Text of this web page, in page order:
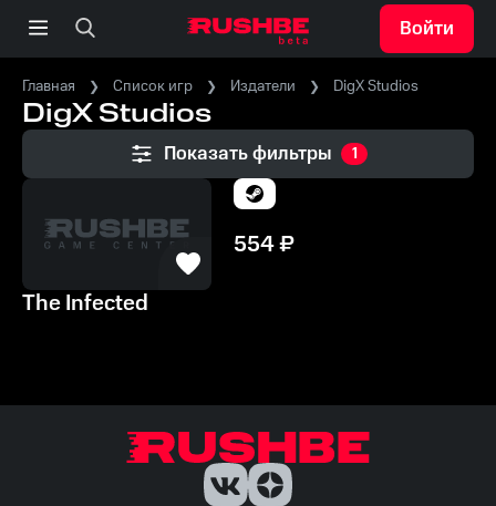
Войти
Главная Список игр Издатели DigX Studios
DigX Studios
Показать фильтры 1
554₽
The Infected